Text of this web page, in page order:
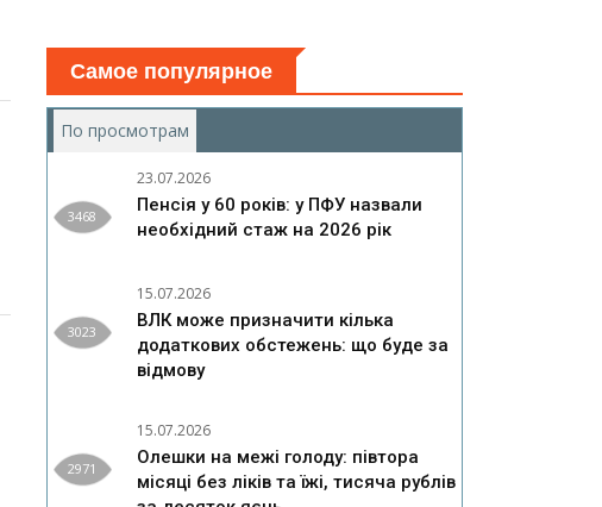
Самое популярное
По просмотрам
3468
23.07.2026
Пенсія у 60 років: у ПФУ назвали
необхідний стаж на 2026 рік
3023
15.07.2026
ВЛК може призначити кілька
додаткових обстежень: що буде за
відмову
2971
15.07.2026
Олешки на межі голоду: півтора
місяці без ліків та їжі, тисяча рублів